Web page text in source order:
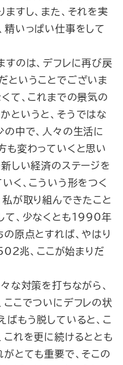
すし、また、それを実
精いっぱい仕事をして
のは、デフレに再び戻
ということでございま
て、これまでの景気の
というと、そうではな
の中で、人々の生活に
も変わっていくと思い
しい経済のステージを
く、こういう形をつく
私が取り組んできたこと
て、少なくとも1990年
原点とすれば、やはり
兆、ここが始まりだ
な対策を打ちながら、
ここでついにデフレの状
もう脱していると、こ
これを更に続けるととも
とても重要で、そこの